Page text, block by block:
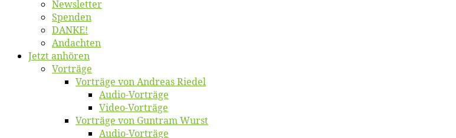
News­let­ter
Spen­den
DANKE!
An­dach­ten
Jetzt an­hö­ren
Vor­trä­ge
Vor­trä­ge von An­dre­as Riedel
Au­dio-Vor­trä­ge
Vi­deo-Vor­trä­ge
Vor­trä­ge von Gun­tram Wurst
Au­dio-Vor­trä­ge